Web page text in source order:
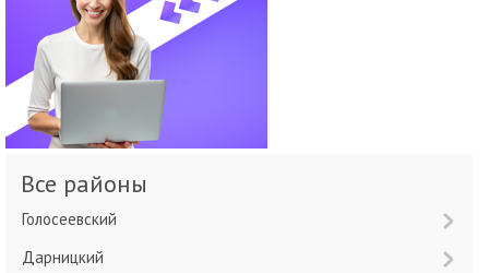
Все районы
Голосеевский
Дарницкий